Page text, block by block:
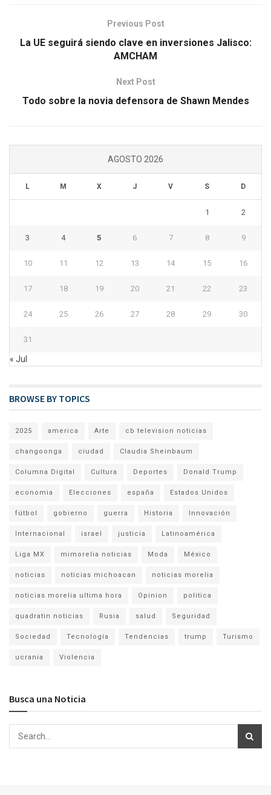
Previous Post
La UE seguirá siendo clave en inversiones Jalisco:
AMCHAM
Next Post
Todo sobre la novia defensora de Shawn Mendes
AGOSTO 2026
L M X J V S D
1 2
3 4 5 6 7 8 9
10 11 12 13 14 15 16
17 18 19 20 21 22 23
24 25 26 27 28 29 30
31
« Jul
BROWSE BY TOPICS
2025 america Arte cb television noticias
changoonga ciudad Claudia Sheinbaum
Columna Digital Cultura Deportes Donald Trump
economia Elecciones españa Estados Unidos
fútbol gobierno guerra Historia Innovación
Internacional israel justicia Latinoamérica
Liga MX mimorelia noticias Moda México
noticias noticias michoacan noticias morelia
noticias morelia ultima hora Opinion politica
quadratin noticias Rusia salud Seguridad
Sociedad Tecnología Tendencias trump Turismo
ucrania Violencia
Busca una Noticia